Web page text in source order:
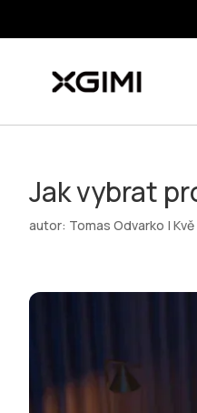
Jak vybrat
autor: Tomas Odvarko |